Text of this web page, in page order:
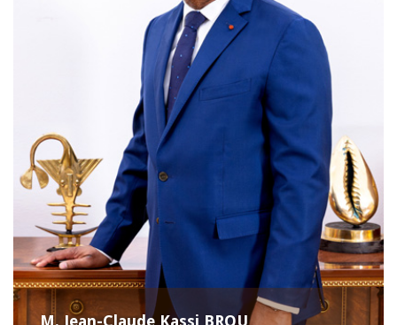
M. Jean-Claude Kassi BROU